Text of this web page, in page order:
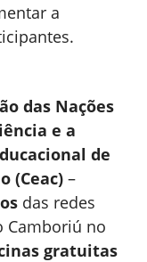
a
das Nações
e a
de
(Ceac) –
das redes
Camboriú no
gratuitas